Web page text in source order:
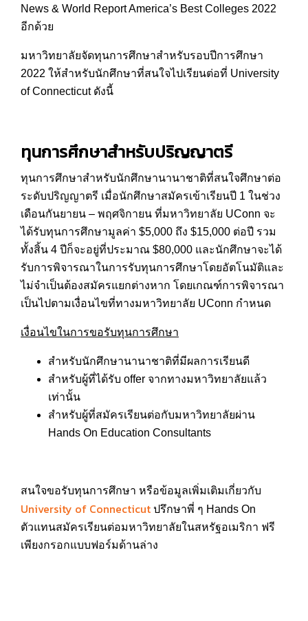
News & World Report America’s Best Colleges 2022
อีกด้วย
มหาวิทยาลัยจัดทุนการศึกษาสำหรับรอบปีการศึกษา
2022 ให้สำหรับนักศึกษาที่สนใจไปเรียนต่อที่ University
of Connecticut ดังนี้
ทุนการศึกษาสำหรับปริญญาตรี
ทุนการศึกษาสำหรับนักศึกษานานาชาติที่สนใจศึกษาต่อ
ระดับปริญญาตรี เมื่อนักศึกษาสมัครเข้าเรียนปี 1 ในช่วง
เดือนกันยายน – พฤศจิกายน ที่มหาวิทยาลัย UConn จะ
ได้รับทุนการศึกษามูลค่า $5,000 ถึง $15,000 ต่อปี รวม
ทั้งสิ้น 4 ปีก็จะอยู่ที่ประมาณ $80,000 และนักศึกษาจะได้
รับการพิจารณาในการรับทุนการศึกษาโดยอัตโนมัติและ
ไม่จำเป็นต้องสมัครแยกต่างหาก โดยเกณฑ์การพิจารณา
เป็นไปตามเงื่อนไขที่ทางมหาวิทยาลัย UConn กำหนด
เงื่อนไขในการขอรับทุนการศึกษา
สำหรับนักศึกษานานาชาติที่มีผลการเรียนดี
สำหรับผู้ที่ได้รับ offer จากทางมหาวิทยาลัยแล้ว
เท่านั้น
สำหรับผู้ที่สมัครเรียนต่อกับมหาวิทยาลัยผ่าน
Hands On Education Consultants
สนใจขอรับทุนการศึกษา หรือข้อมูลเพิ่มเติมเกี่ยวกับ
University of Connecticut ปรึกษาพี่ ๆ Hands On
ตัวแทนสมัครเรียนต่อมหาวิทยาลัยในสหรัฐอเมริกา ฟรี
เพียงกรอกแบบฟอร์มด้านล่าง